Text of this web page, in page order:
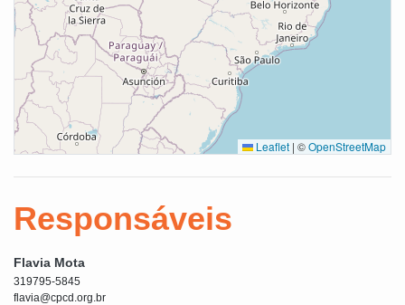
Leaflet | ©OpenStreetMap
Responsáveis
Flavia Mota
319795-5845
flavia@cpcd.org.br